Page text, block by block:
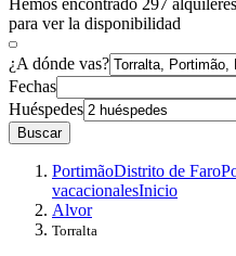
Hemos encontrado 297
para ver la disponibilidad
¿A dónde vas?
Fechas
Huéspedes
Buscar
PortimãoDistrito de Faro
vacacionalesInicio
Alvor
Torralta